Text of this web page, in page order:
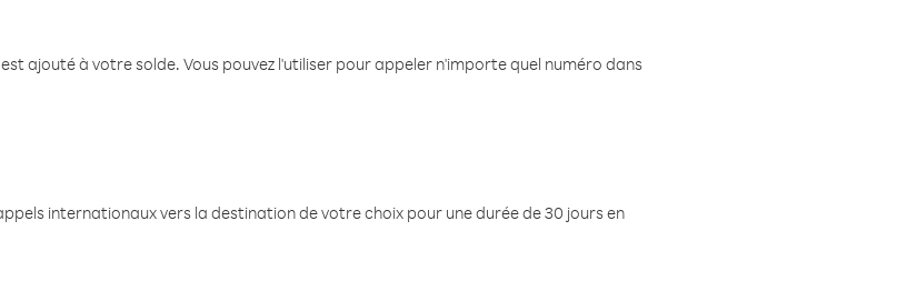
ajouté à votre solde. Vous pouvez l'utiliser pour appeler n'importe quel numéro dans
internationaux vers la destination de votre choix pour une durée de 30 jours en